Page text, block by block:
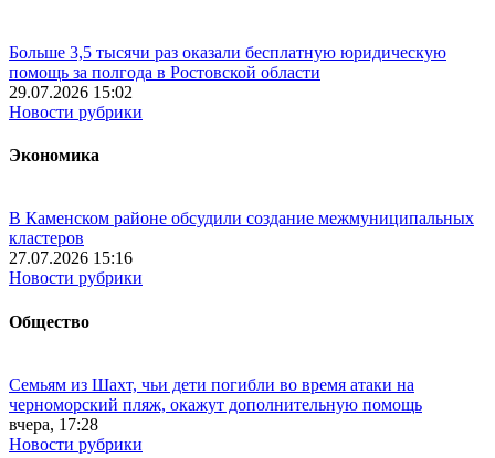
Больше 3,5 тысячи раз оказали бесплатную юридическую
помощь за полгода в Ростовской области
29.07.2026 15:02
Новости рубрики
Экономика
В Каменском районе обсудили создание межмуниципальных
кластеров
27.07.2026 15:16
Новости рубрики
Общество
Семьям из Шахт, чьи дети погибли во время атаки на
черноморский пляж, окажут дополнительную помощь
вчера, 17:28
Новости рубрики